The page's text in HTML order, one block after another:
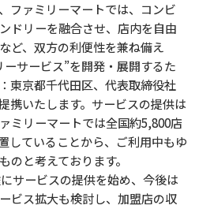
ファミリーマートでは、コンビ
ドリーを融合させ、店内を自由
ど、双方の利便性を兼ね備え
サービス”を開発・展開するた
東京都千代田区、代表取締役社
携いたします。サービスの提供は
ミリーマートでは全国約5,800店
していることから、ご利用中もゆ
のと考えております。
サービスの提供を始め、今後は
ビス拡大も検討し、加盟店の収